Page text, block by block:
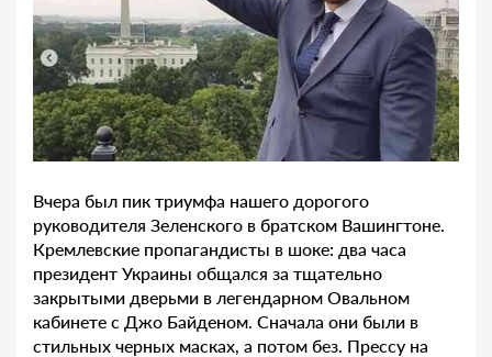
Вчера был пик триумфа нашего дорогого
руководителя Зеленского в братском Вашингтоне.
Кремлевские пропагандисты в шоке: два часа
президент Украины общался за тщательно
закрытыми дверьми в легендарном Овальном
кабинете с Джо Байденом. Сначала они были в
стильных черных масках, а потом без. Прессу на